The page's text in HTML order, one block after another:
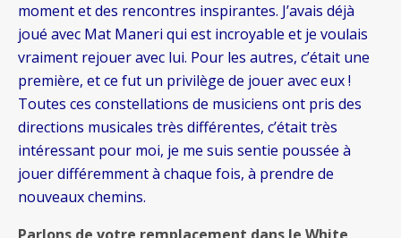
moment et des rencontres inspirantes. J’avais déjà
joué avec Mat Maneri qui est incroyable et je voulais
vraiment rejouer avec lui. Pour les autres, c’était une
première, et ce fut un privilège de jouer avec eux !
Toutes ces constellations de musiciens ont pris des
directions musicales très différentes, c’était très
intéressant pour moi, je me suis sentie poussée à
jouer différemment à chaque fois, à prendre de
nouveaux chemins.